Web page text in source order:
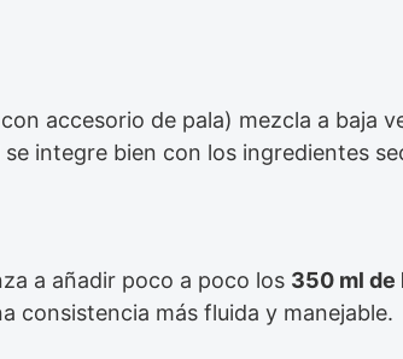
accesorio de pala) mezcla a baja
integre bien con los ingredientes
a añadir poco a poco los 350 ml de
consistencia más fluida y manejable.